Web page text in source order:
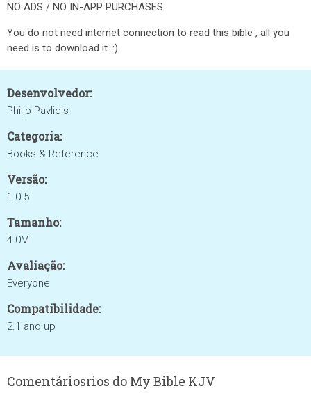
NO ADS / NO IN-APP PURCHASES
You do not need internet connection to read this bible , all you
need is to download it. :)
Desenvolvedor:
Philip Pavlidis
Categoria:
Books & Reference
Versão:
1.0.5
Tamanho:
4.0M
Avaliação:
Everyone
Compatibilidade:
2.1 and up
Comentáriosrios do My Bible KJV